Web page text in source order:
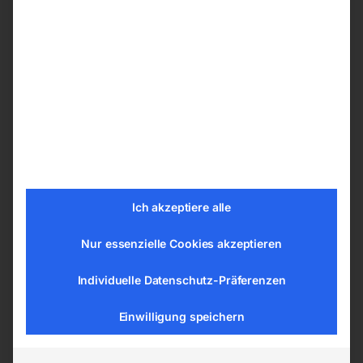
Technische Daten
Schildtyp § 50 Gefahrenzeichen
Kurzzeichen § 50/15
Lichtzeichens
Ich akzeptiere alle
Nur essenzielle Cookies akzeptieren
Individuelle Datenschutz-Präferenzen
Einwilligung speichern